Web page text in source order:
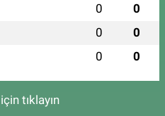
0 0
0 0
0 0
tıklayın